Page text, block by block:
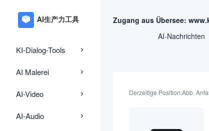
KI-Dialog-Tools
AI Malerei
AI-Video
AI-Audio
Zugang aus Übersee:
AI-Nachrichten
Derzeitige Position:Abb.